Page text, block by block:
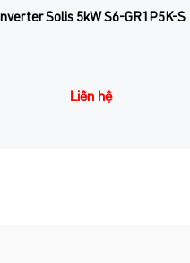
Inverter Solis 5kW S6-GR1P5K-S
Liên hệ